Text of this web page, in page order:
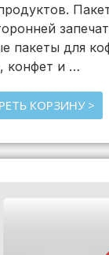
пакеты для
конфет и …
КОРЗИНУ >